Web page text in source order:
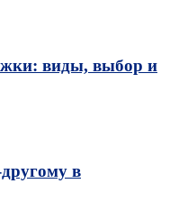
виды, выбор и
в